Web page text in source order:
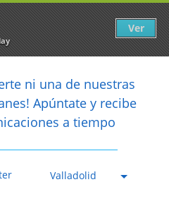
ni una de nuestras
Apúntate y recibe
a tiempo
Valladolid
Ver